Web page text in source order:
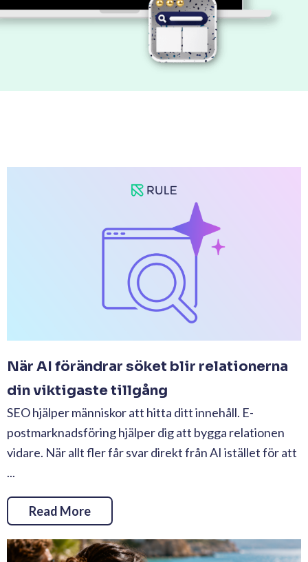
När AI förändrar söket blir relationerna
din viktigaste tillgång
SEO hjälper människor att hitta ditt innehåll. E-
postmarknadsföring hjälper dig att bygga relationen
vidare. När allt fler får svar direkt från AI istället för att
...
Read More